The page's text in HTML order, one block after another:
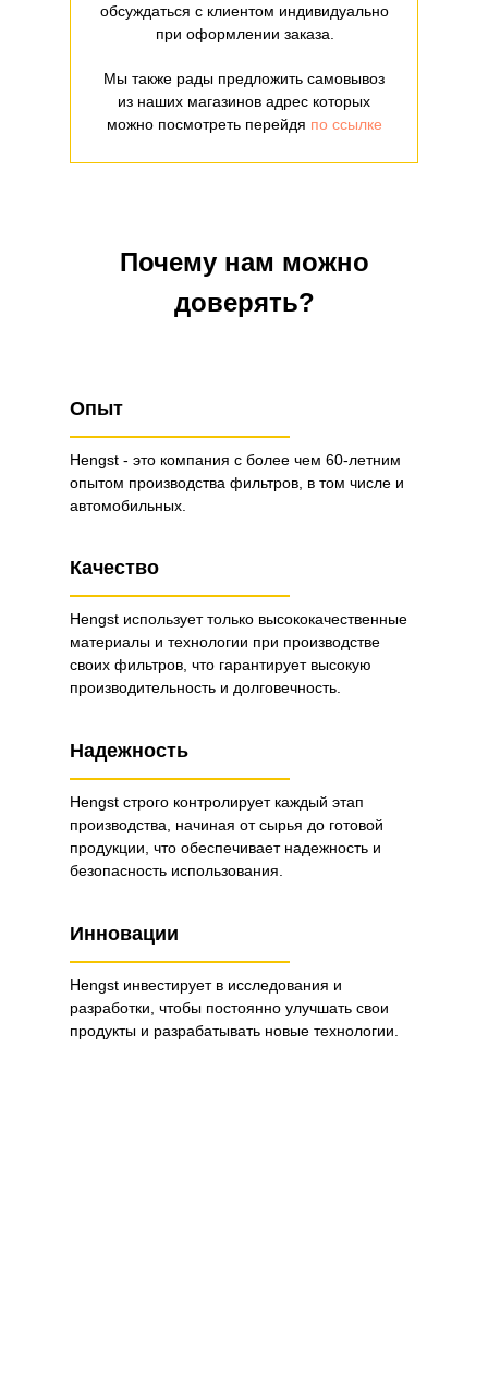
обсуждаться с клиентом индивидуально
при оформлении заказа.
Мы также рады предложить самовывоз
из наших магазинов адрес которых
можно посмотреть перейдя по ссылке
Почему нам можно
доверять?
Опыт
Hengst - это компания с более чем 60-летним
опытом производства фильтров, в том числе и
автомобильных.
Качество
Надежность
Hengst использует только высококачественные
материалы и технологии при производстве
своих фильтров, что гарантирует высокую
производительность и долговечность.
Инновации
Hengst строго контролирует каждый этап
производства, начиная от сырья до готовой
продукции, что обеспечивает надежность и
безопасность использования.
Hengst инвестирует в исследования и
разработки, чтобы постоянно улучшать свои
продукты и разрабатывать новые технологии.